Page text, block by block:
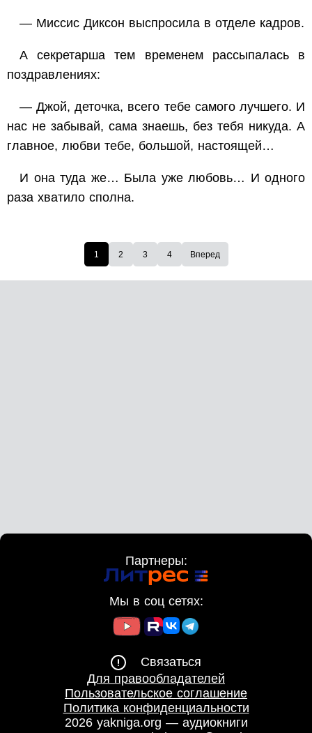
— Миссис Диксон выспросила в отделе кадров.
А секретарша тем временем рассыпалась в
поздравлениях:
— Джой, деточка, всего тебе самого лучшего. И
нас не забывай, сама знаешь, без тебя никуда. А
главное, любви тебе, большой, настоящей…
И она туда же… Была уже любовь… И одного
раза хватило сполна.
1 2 3 4 Вперед
Партнеры:
Мы в соц сетях:
Связаться
Для правообладателей
Пользовательское соглашение
Политика конфиденциальности
2026 yakniga.org — аудиокниги